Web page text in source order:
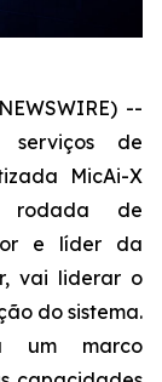
--
serviços de
MicAi-X
rodada de
e líder da
vai liderar o
do sistema.
um marco